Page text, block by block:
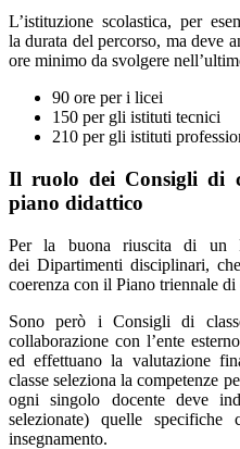
L’istituzione scolastica, per
la durata del percorso, ma deve
ore minimo da svolgere
90 ore per i licei
150 per gli istituti tecnici
210 per gli istituti
Il ruolo dei Consigli di
piano didattico
Per la buona riuscita di un
dei Dipartimenti disciplinari,
coerenza con il Piano triennale
Sono però i Consigli di
collaborazione con l’ente
ed effettuano la valutazione
classe seleziona la competenze
ogni singolo docente deve
selezionate) quelle
insegnamento.